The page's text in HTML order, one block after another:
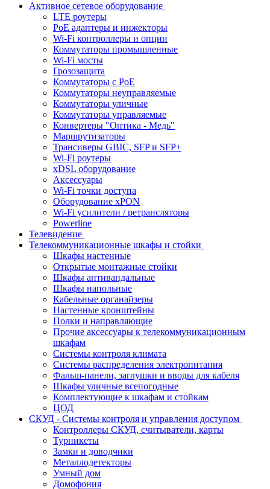
Активное сетевое оборудование
LTE роутеры
PoE адаптеры и инжекторы
Wi-Fi контроллеры и опции
Коммутаторы промышленные
Wi-Fi мосты
Грозозащита
Коммутаторы c PoE
Коммутаторы неуправляемые
Коммутаторы уличные
Коммутаторы управляемые
Конвертеры "Оптика - Медь"
Маршрутизаторы
Трансиверы GBIC, SFP и SFP+
Wi-Fi роутеры
xDSL оборудование
Аксессуары
Wi-Fi точки доступа
Оборудование хPON
Wi-Fi усилители / ретрансляторы
Powerline
Телевидение
Телекоммуникационные шкафы и стойки
Шкафы настенные
Открытые монтажные стойки
Шкафы антивандальные
Шкафы напольные
Кабельные органайзеры
Настенные кронштейны
Полки и направляющие
Прочие аксессуары к телекоммуникационным
шкафам
Системы контроля климата
Системы распределения электропитания
Фальш-панели, заглушки и вводы для кабеля
Шкафы уличные всепогодные
Комплектующие к шкафам и стойкам
ЦОД
СКУД - Системы контроля и управления доступом
Контроллеры СКУД, считыватели, карты
Турникеты
Замки и доводчики
Металлодетекторы
Умный дом
Домофония